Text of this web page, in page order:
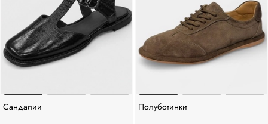
Сандалии Полуботинки